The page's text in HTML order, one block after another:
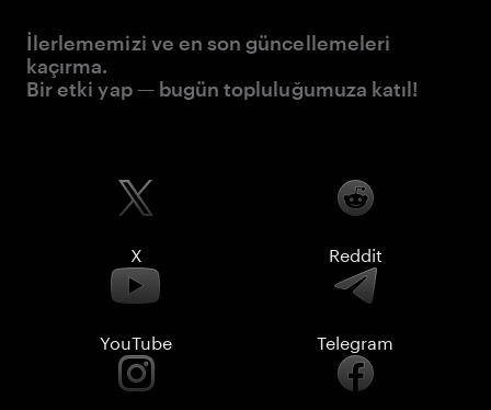
İlerlememizi ve en son güncellemeleri
kaçırma.
Bir etki yap — bugün topluluğumuza katıl!
X Reddit
YouTube Telegram